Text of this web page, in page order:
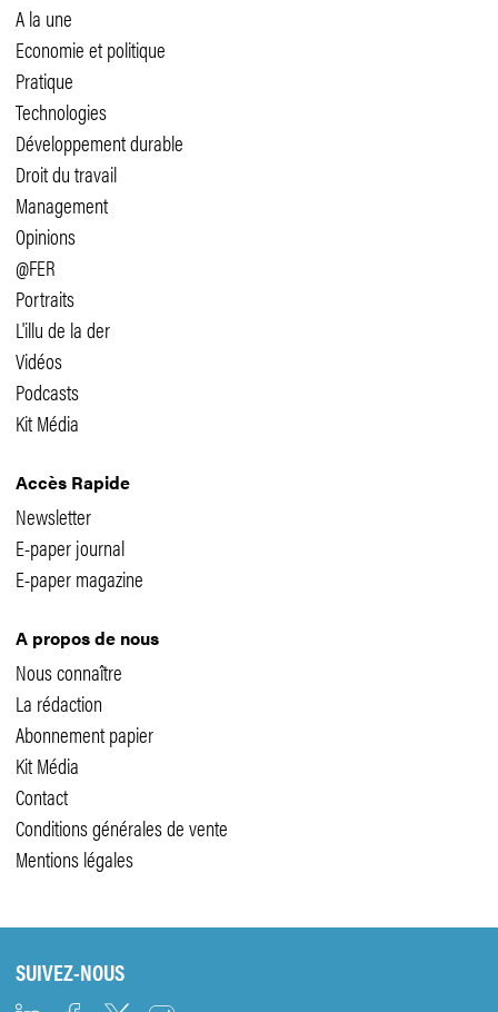
A la une
Economie et politique
Pratique
Technologies
Développement durable
Droit du travail
Management
Opinions
@FER
Portraits
L'illu de la der
Vidéos
Podcasts
Kit Média
Accès Rapide
Newsletter
E-paper journal
E-paper magazine
A propos de nous
Nous connaître
La rédaction
Abonnement papier
Kit Média
Contact
Conditions générales de vente
Mentions légales
SUIVEZ-NOUS